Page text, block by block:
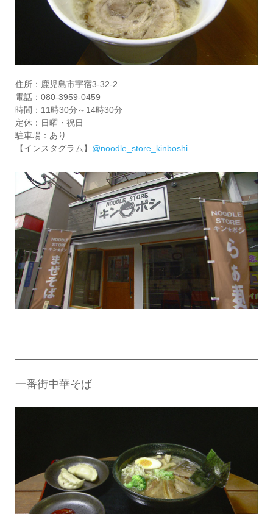
住所：鹿児島市宇宿3-32-2
電話：080-3959-0459
時間：11時30分～14時30分
定休：日曜・祝日
駐車場：あり
【インスタグラム】 @noodle_store_kinboshi
一番街中華そば